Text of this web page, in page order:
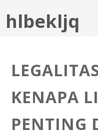
hlbekljq
KENAPA
PENTING